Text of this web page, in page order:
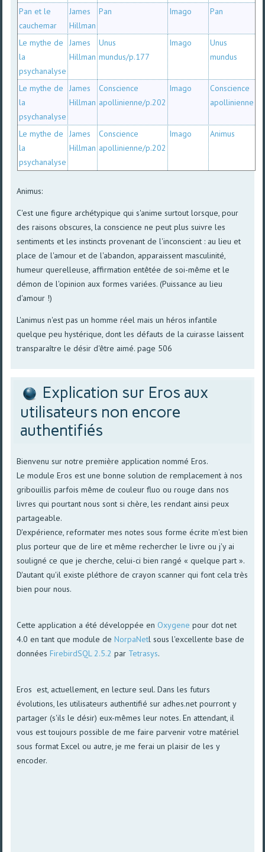
Pan et le
cauchemar
James
Hillman
Pan Imago Pan
Le mythe de
la
psychanalyse
James
Hillman
Unus
mundus/p.177
Imago
Unus
mundus
Le mythe de
la
psychanalyse
James
Hillman
Conscience
apollinienne/p.202
Imago
Conscience
apollinienne
Le mythe de
la
psychanalyse
James
Hillman
Conscience
apollinienne/p.202
Imago Animus
Animus:
C'est une figure archétypique qui s'anime surtout lorsque, pour
des raisons obscures, la conscience ne peut plus suivre les
sentiments et les instincts provenant de l'inconscient : au lieu et
place de l'amour et de l'abandon, apparaissent masculinité,
humeur querelleuse, affirmation entêtée de soi-même et le
démon de l'opinion aux formes variées. (Puissance au lieu
d'amour !)
L'animus n'est pas un homme réel mais un héros infantile
quelque peu hystérique, dont les défauts de la cuirasse laissent
transparaître le désir d'être aimé. page 506
Explication sur Eros aux
utilisateurs non encore
authentifiés
Bienvenu sur notre première application nommé Eros.
Le module Eros est une bonne solution de remplacement à nos
gribouillis parfois même de couleur fluo ou rouge dans nos
livres qui pourtant nous sont si chère, les rendant ainsi peux
partageable.
D'expérience, reformater mes notes sous forme écrite m'est bien
plus porteur que de lire et même rechercher le livre ou j'y ai
souligné ce que je cherche, celui-ci bien rangé « quelque part ».
D'autant qu'il existe pléthore de crayon scanner qui font cela très
bien pour nous.
Cette application a été développée en Oxygene pour dot net
4.0 en tant que module deNorpaNetl sous l'excellente base de
donnéesFirebirdSQL 2.5.2 par Tetrasys.
Eros est, actuellement, en lecture seul. Dans les futurs
évolutions, les utilisateurs authentifié sur adhes.net pourront y
partager (s'ils le désir) eux-mêmes leur notes. En attendant, il
vous est toujours possible de me faire parvenir votre matériel
sous format Excel ou autre, je me ferai un plaisir de les y
encoder.